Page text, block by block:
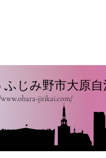
じみ野市大原自
jitikai.com/